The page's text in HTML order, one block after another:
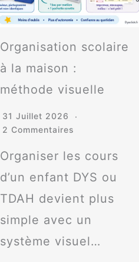
Organisation scolaire
à la maison :
méthode visuelle
31 Juillet 2026
2 Commentaires
Organiser les cours
d’un enfant DYS ou
TDAH devient plus
simple avec un
système visuel…